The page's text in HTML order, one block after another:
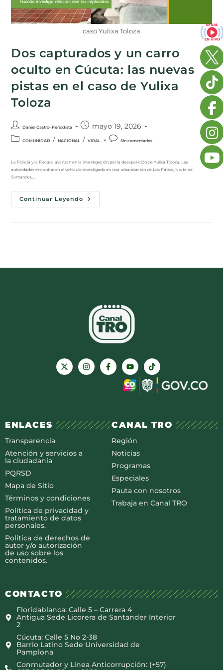
caso Yulixa Toloza
Dos capturados y un carro
oculto en Cúcuta: las nuevas
pistas en el caso de Yulixa
Toloza
Daniel Castro- Periodista mayo 19, 2026
COMUNIDAD / NACIONAL / VIRAL Sin comentarios
La Policía y la Fiscalía avanzan en la investigación por la desaparición de Yulixa Toloza. Las
autoridades encontraron el vehículo investigado en una urbanización de Los Patios, Norte de
Santander,…
Continuar Leyendo
ENLACES
Transparencia
Atención y servicios a
la ciudadanía
PQRSD
Mapa de Sitio
Términos y condiciones
Política de privacidad y
tratamiento de datos
personales.
Política de derechos de
autor y/o autorización
de uso sobre los
contenidos.
CANAL TRO
Región
Noticias
Programas
Especiales
Pauta con nosotros
Trabaja en Canal TRO
CONTACTO
Floridablanca: Calle 5 – Carrera 4
Antigua Sede Licorera de Santander Interior
2
Cúcuta: Calle 5 No 2-38
Barrio Latino Sede Universidad de
Pamplona
Conmutador y Línea Anticorrupción: (+57)